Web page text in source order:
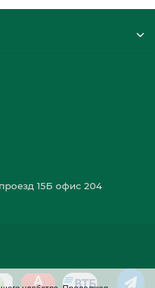
15Б офис 204